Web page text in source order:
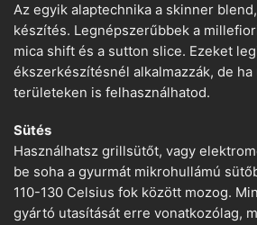
Az egyik alaptechnika a skinner
készítés. Legnépszerűbbek a
mica shift és a sutton slice. Ezeket
ékszerkészítésnél alkalmazzák, de ha
területeken is felhasználhatod.
Sütés
Használhatsz grillsütőt, vagy
be soha a gyurmát mikrohullámú
110-130 Celsius fok között mozog.
gyártó utasítását erre vonatkozólag,